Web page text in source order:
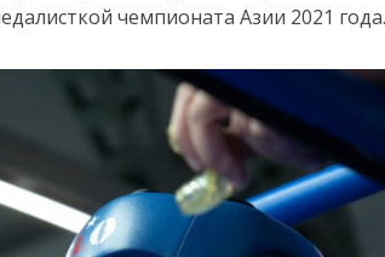
чемпионата Азии 2021 года.